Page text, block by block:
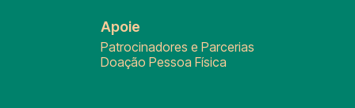
Apoie
Patrocinadores e Parcerias
Doação Pessoa Física